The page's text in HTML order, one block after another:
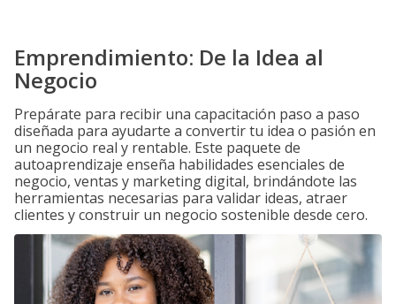
Emprendimiento: De la Idea al
Negocio
Prepárate para recibir una capacitación paso a paso
diseñada para ayudarte a convertir tu idea o pasión en
un negocio real y rentable. Este paquete de
autoaprendizaje enseña habilidades esenciales de
negocio, ventas y marketing digital, brindándote las
herramientas necesarias para validar ideas, atraer
clientes y construir un negocio sostenible desde cero.